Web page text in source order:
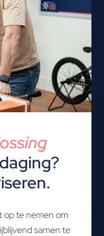
op te nemen om
samen te